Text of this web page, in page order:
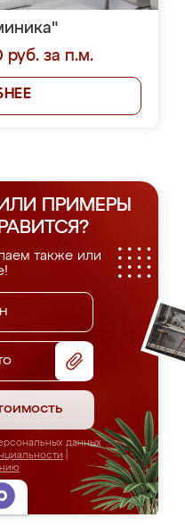
руб. за п.м.
ПРИМЕРЫ
также или
данных